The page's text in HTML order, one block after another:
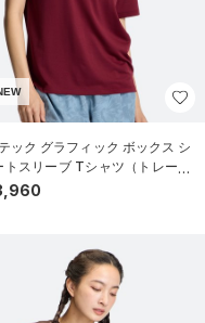
ック グラフィック ボックス シ
トスリーブ Tシャツ（トレーニ
/WOMEN）